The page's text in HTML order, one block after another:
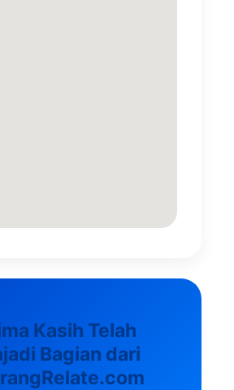
Kasih Telah
Bagian dari